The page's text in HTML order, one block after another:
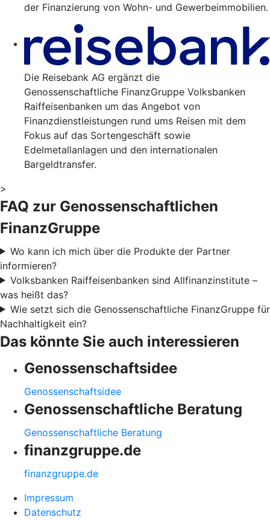
der Finanzierung von Wohn- und Gewerbeimmobilien.
Die Reisebank AG ergänzt die
Genossenschaftliche FinanzGruppe Volksbanken
Raiffeisenbanken um das Angebot von
Finanzdienstleistungen rund ums Reisen mit dem
Fokus auf das Sortengeschäft sowie
Edelmetallanlagen und den internationalen
Bargeldtransfer.
>
FAQ zur Genossenschaftlichen
FinanzGruppe
Wo kann ich mich über die Produkte der Partner
informieren?
Volksbanken Raiffeisenbanken sind Allfinanzinstitute –
was heißt das?
Wie setzt sich die Genossenschaftliche FinanzGruppe für
Nachhaltigkeit ein?
Das könnte Sie auch interessieren
Genossenschaftsidee
Genossenschaftsidee
Genossenschaftliche Beratung
Genossenschaftliche Beratung
finanzgruppe.de
finanzgruppe.de
Impressum
Datenschutz